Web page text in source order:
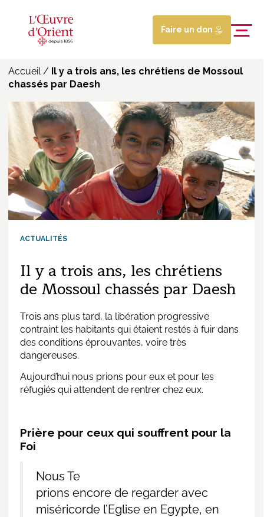
Faire un don
Accueil/ Il y a trois ans, les chrétiens de Mossoul
chassés par Daesh
ACTUALITÉS
Il y a trois ans, les chrétiens
de Mossoul chassés par Daesh
Trois ans plus tard, la libération progressive
contraint les habitants qui étaient restés à fuir dans
des conditions éprouvantes, voire très
dangereuses.
Aujourd’hui nous prions pour eux et pour les
réfugiés qui attendent de rentrer chez eux.
Prière pour ceux qui souffrent pour la
Foi
Nous Te
prions encore de regarder avec
miséricorde l’Eglise en Egypte, en